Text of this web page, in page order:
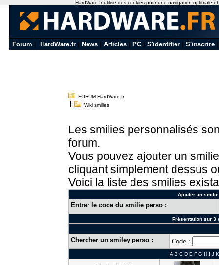
Forum HardWare.fr News Articles PC S'identifier S'inscrire
FORUM HardWare.fr
Wiki smilies
Les smilies personnalisés
forum.
Vous pouvez ajouter un
cliquant simplement dessus
Voici la liste des smilies
Ajouter un
Entrer le code du smilie perso :
Présentation sur 3
Chercher un smiley perso : Code :
A B C D E F G H I J K
HardWare.fr utilise des cookies pour une navigation optimale